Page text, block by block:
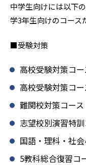
中学生向けには以下
学3年生向けのコース
■受験対策
高校受験対策コー
高校受験対策コー
難関校対策コース
志望校別演習特
国語・理科・社
5教科総合復習コ